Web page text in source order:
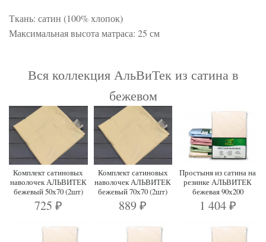
Ткань: сатин (100% хлопок)
Максимальная высота матраса: 25 см
Вся коллекция АльВиТек из сатина в
бежевом
Комплект сатиновых
наволочек АЛЬВИТЕК
бежевый 50х70 (2шт)
725 ₽
Комплект сатиновых
наволочек АЛЬВИТЕК
бежевый 70х70 (2шт)
889₽
Простыня из сатина на
резинке АЛЬВИТЕК
бежевая 90х200
1 404 ₽